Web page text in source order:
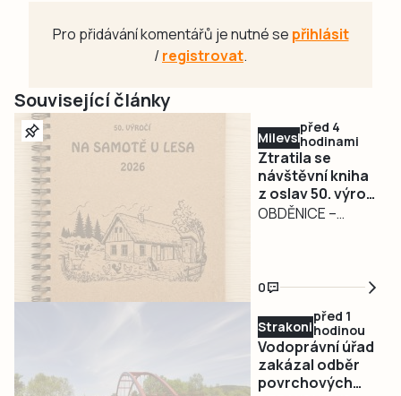
Pro přidávání komentářů je nutné se přihlásit
/registrovat.
Související články
Strakonicko
před 1
hodinou
Vodoprávní úřad
zakázal odběr
povrchových
Milevsko
před 4
hodinami
Ztratila se
návštěvní kniha
z oslav 50. výročí
filmu Na samotě
OBDĚNICE –
poznamenala
oslavy 50. výročí
kultovního filmu Na
samotě u lesa v
Obděnicích na
Petrovicku ze
0